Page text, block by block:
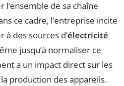
de sa chaîne
ce cadre, l’entreprise incite
à des sources d’électricité
jusqu’à normaliser ce
a un impact direct sur les
production des appareils.